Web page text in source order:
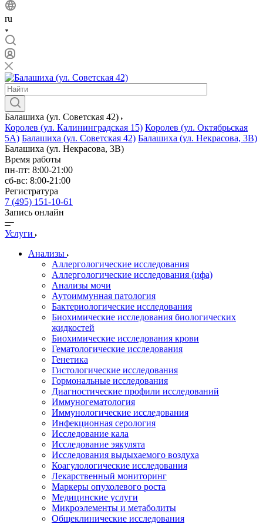
ru
Балашиха (ул. Советская 42)
Королев (ул. Калининградская 15) Королев (ул. Октябрьская
5А) Балашиха (ул. Советская 42) Балашиха (ул. Некрасова, 3В)
Балашиха (ул. Некрасова, 3В)
Время работы
пн-пт: 8:00-21:00
сб-вс: 8:00-21:00
Регистратура
7 (495) 151-10-61
Запись онлайн
Услуги
Анализы
Аллергологические исследования
Аллергологические исследования (ифа)
Анализы мочи
Аутоиммунная патология
Бактериологические исследования
Биохимические исследования биологических
жидкостей
Биохимические исследования крови
Гематологические исследования
Генетика
Гистологические исследования
Гормональные исследования
Диагностические профили исследований
Иммуногематология
Иммунологические исследования
Инфекционная серология
Исследование кала
Исследование эякулята
Исследования выдыхаемого воздуха
Коагулологические исследования
Лекарственный мониторинг
Маркеры опухолевого роста
Медицинские услуги
Микроэлементы и метаболиты
Общеклинические исследования